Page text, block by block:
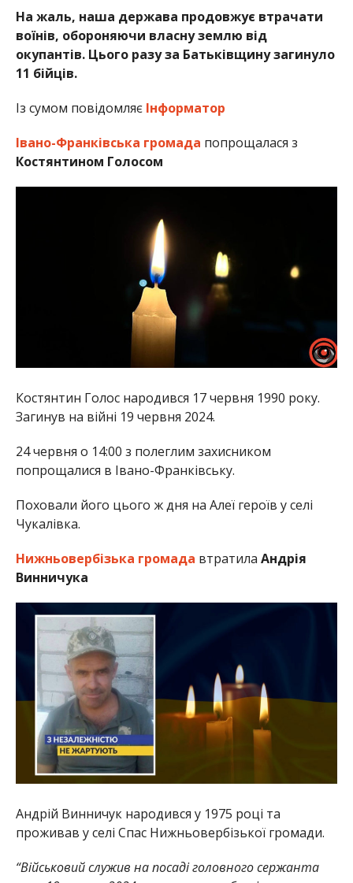
На жаль, наша держава продовжує втрачати
воїнів, обороняючи власну землю від
окупантів. Цього разу за Батьківщину загинуло
11 бійців.
Із сумом повідомляє Інформатор
Івано-Франківська громада попрощалася з
Костянтином Голосом
Костянтин Голос народився 17 червня 1990 року.
Загинув на війні 19 червня 2024.
24 червня о 14:00 з полеглим захисником
попрощалися в Івано-Франківську.
Поховали його цього ж дня на Алеї героїв у селі
Чукалівка.
Нижньовербізька громада втратила Андрія
Винничука
Андрій Винничук народився у 1975 році та
проживав у селі Спас Нижньовербізької громади.
“Військовий служив на посаді головного сержанта